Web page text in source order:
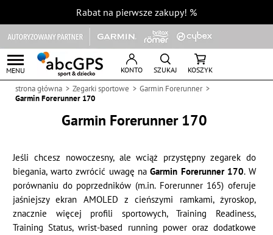
Rabat na pierwsze zakupy! %
MENU KONTO SZUKAJ KOSZYK
strona główna Zegarki sportowe
Garmin Forerunner
Garmin Forerunner 170
Garmin Forerunner 170
Jeśli chcesz nowoczesny, ale wciąż przystępny zegarek do
biegania, warto zwrócić uwagę naGarmin Forerunner 170. W
porównaniu do poprzedników (m.in. Forerunner 165) oferuje
jaśniejszy ekran AMOLED z cieńszymi ramkami, żyroskop,
znacznie więcej profili sportowych, Training Readiness,
Training Status, wrist-based running power oraz dodatkowe